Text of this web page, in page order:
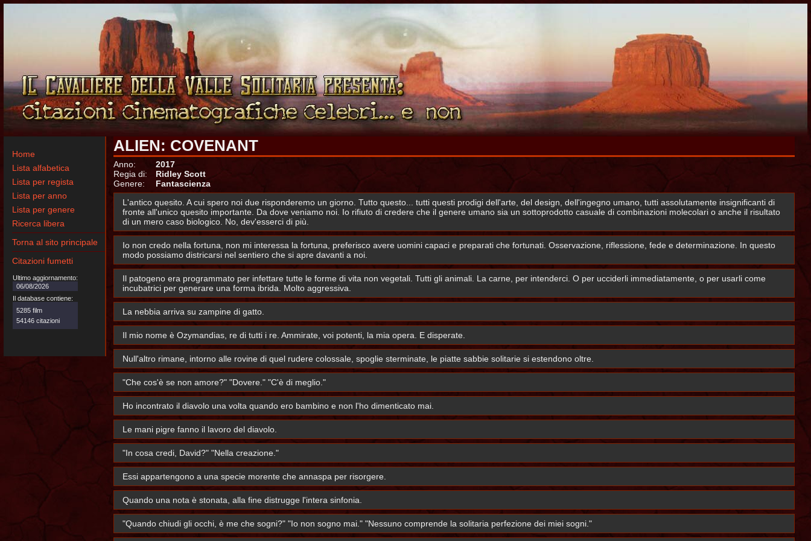
Home
Lista alfabetica
Lista per regista
Lista per anno
Lista per genere
Ricerca libera
Torna al sito principale
Citazioni fumetti
Ultimo aggiornamento:
06/08/2026
Il database contiene:
5285 film
54146 citazioni
ALIEN: COVENANT
Anno:
2017
Regia di:
Ridley Scott
Genere:
Fantascienza
L'antico quesito. A cui spero noi due risponderemo un giorno. Tutto questo... tutti questi prodigi dell'arte, del design, dell'ingegno umano, tutti assolutamente insignificanti di
fronte all'unico quesito importante. Da dove veniamo noi. Io rifiuto di credere che il genere umano sia un sottoprodotto casuale di combinazioni molecolari o anche il risultato
di un mero caso biologico. No, dev'esserci di più.
Io non credo nella fortuna, non mi interessa la fortuna, preferisco avere uomini capaci e preparati che fortunati. Osservazione, riflessione, fede e determinazione. In questo
modo possiamo districarsi nel sentiero che si apre davanti a noi.
Il patogeno era programmato per infettare tutte le forme di vita non vegetali. Tutti gli animali. La carne, per intenderci. O per ucciderli immediatamente, o per usarli come
incubatrici per generare una forma ibrida. Molto aggressiva.
La nebbia arriva su zampine di gatto.
Il mio nome è Ozymandias, re di tutti i re. Ammirate, voi potenti, la mia opera. E disperate.
Null'altro rimane, intorno alle rovine di quel rudere colossale, spoglie sterminate, le piatte sabbie solitarie si estendono oltre.
"Che cos'è se non amore?" "Dovere." "C'è di meglio."
Ho incontrato il diavolo una volta quando ero bambino e non l'ho dimenticato mai.
Le mani pigre fanno il lavoro del diavolo.
"In cosa credi, David?" "Nella creazione."
Essi appartengono a una specie morente che annaspa per risorgere.
Quando una nota è stonata, alla fine distrugge l'intera sinfonia.
"Quando chiudi gli occhi, è me che sogni?" "Io non sogno mai." "Nessuno comprende la solitaria perfezione dei miei sogni."